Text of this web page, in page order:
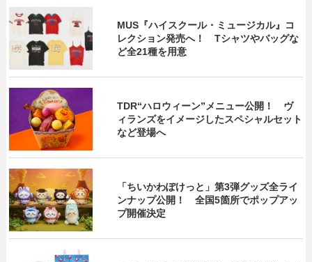
MUS『ハイスクール・ミュージカル』コ
レクション発売へ！ Tシャツやバッグな
ど全21種を用意
TDR“ハロウィーン”メニュー公開！ ヴ
ィランズをイメージしたスペシャルセット
など登場へ
「ちいかわぽけっと」第3弾グッズ全ライ
ンナップ公開！ 全国5箇所でポップアッ
プ開催決定